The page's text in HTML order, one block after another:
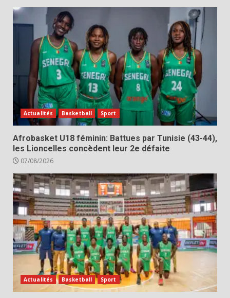
Actualités Basketball Sport
Afrobasket U18 féminin: Battues par Tunisie (43-44),
les Lioncelles concèdent leur 2e défaite
07/08/2026
Actualités Basketball Sport